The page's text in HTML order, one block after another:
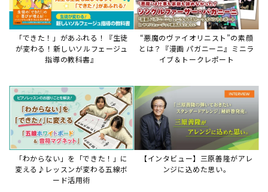
「できた！」があふれる！『生徒
が変わる！新しいソルフェージュ
指導の教科書』
“悪魔のヴァイオリニスト”の素顔
とは？『漫画 パガニーニ』ミニラ
イブ＆トークレポート
「わからない」を「できた！」に
変える♪レッスンが変わる五線ボ
ード活用術
【インタビュー】三原善隆がアレ
ンジに込めた思い。